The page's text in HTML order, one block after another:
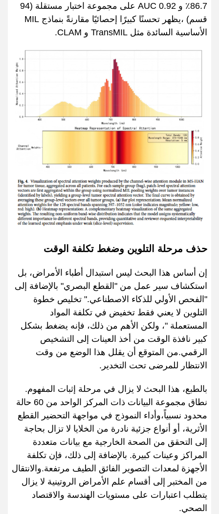
86.7٪ و AUC 0.92 على مجموعة اختبار مستقلة (94
قسم) ،يظهر تحسنًا كبيرًا إحصائيًا مقارنةً بنماذج MIL
الأساسية السائدة مثل TransMIL و CLAM.
حذف مرحلة التلوين وضغط تكلفة الوقت
إن أساس هذا البحث ليس استبدال أطباء الأمراض، بل
استكشاف سير عمل من "القطع البصري" بالإضافة إلى
"الفحص الأولي للذكاء الاصطناعي." تخليص خطوة
التلوين لا يعني فقط تخفيض في تكلفة المواد
المستعملة "، ولكن الأهم من ذلك، فإنه يضغط بشكل
كبير نافذة الوقت من أخذ العينات إلى التشخيص
الرقمي.من المتوقع أن يقلل هذا الوضع من وقت
الانتظار للمرضى تحت التخدير.
بالطبع، هذا البحث لا يزال في مرحلة إثبات المفهوم.
نطاق مجموعة البيانات ذات المركز الواحد من 60 حالة
محدود نسبياً،وأداء النموذج في مواجهة التحضير القطع
الأثرية، أو أنواع جزئية نادرة من الخلايا لا تزال بحاجة
إلى التحقق من الصحة الخارجية مع بيانات متعددة
المراكز وعينات كبيرة. بالإضافة إلى ذلك، فإن تكلفة
الأجهزة لمعدات التصوير الفائق الطيف مرتفعة.والانتقال
من المختبر إلى أقسام علم الأمراض الروتينية لا يزال
يتطلب اعتبارات على مستويات الهندسة والاقتصاد
الصحي.